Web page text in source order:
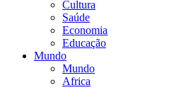
Cultura
Saúde
Economia
Educação
Mundo
Mundo
Africa